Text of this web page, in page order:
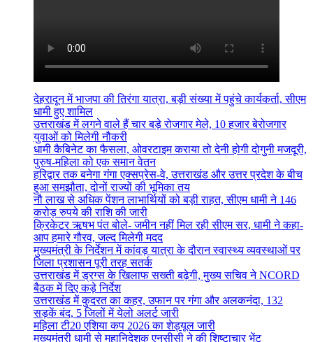
देहरादून में भाजपा की तिरंगा यात्रा, बड़ी संख्या में पहुंचे कार्यकर्ता, सीएम
धामी हुए शामिल
उत्तराखंड में लगने वाले हैं चार बड़े रोजगार मेले, 10 हजार बेरोजगार
युवाओं को मिलेगी नौकरी
धामी कैबिनेट का फैसला, ओवरटाइम कराया तो देनी होगी दोगुनी मजदूरी,
पुरुष-महिला को एक समान वेतन
हरिद्वार तक बनेगा गंगा एक्सप्रेस-वे, उत्तराखंड और उत्तर प्रदेश के बीच
हुआ समझौता, दोनों राज्यों की भूमिका तय
नौ लाख से अधिक पेंशन लाभार्थियों को बड़ी राहत, सीएम धामी ने 146
करोड़ रुपये की राशि की जारी
क्रिकेटर ऋषभ पंत बोले- जमीन नहीं मिल रही सीएम सर, धामी ने कहा-
आप हमारे गौरव, जल्द मिलेगी मदद
मुख्यमंत्री के निर्देशन में कांवड़ यात्रा के दौरान स्वास्थ्य व्यवस्थाओं पर
जिला प्रशासन पूरी तरह सतर्क
उत्तराखंड में ड्रग्स के खिलाफ सख्ती बढ़ेगी, मुख्य सचिव ने NCORD
बैठक में दिए कड़े निर्देश
उत्तराखंड में कुदरत का कहर, उफान पर गंगा और अलकनंदा, 132
सड़कें बंद, 5 जिलों में येलो अलर्ट जारी
महिला टी20 एशिया कप 2026 का शेड्यूल जारी
मुख्यमंत्री धामी से महानिदेशक एनसीसी ने की शिष्टाचार भेंट